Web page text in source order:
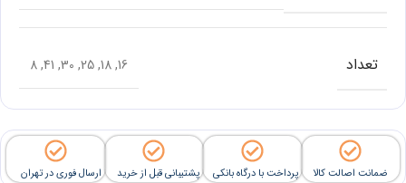
تعداد 16
,
18
,
25
,
30
,
41
,
8
ضمانت اصالت کالا پرداخت با درگاه بانکی پشتیبانی قبل از خرید ارسال فوری در تهران